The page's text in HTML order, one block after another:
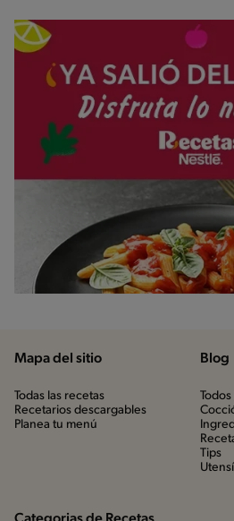
Mapa del sitio
Todas las recetas
Recetarios descargables
Planea tu menú
Blog
Tips